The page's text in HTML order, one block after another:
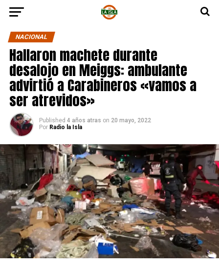
NACIONAL
Hallaron machete durante
desalojo en Meiggs: ambulante
advirtió a Carabineros «vamos a
ser atrevidos»
Published 4 años atras on 20 mayo, 2022
Por Radio la Isla